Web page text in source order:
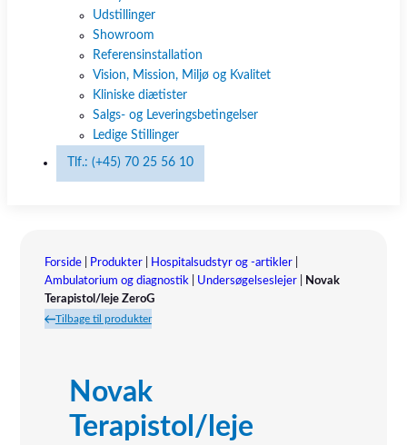
Udstillinger
Showroom
Referensinstallation
Vision, Mission, Miljø og Kvalitet
Kliniske diætister
Salgs- og Leveringsbetingelser
Ledige Stillinger
Tlf.: (+45) 70 25 56 10
Forside| Produkter| Hospitalsudstyr og -artikler|
Ambulatorium og diagnostik| Undersøgelseslejer|
Novak
Terapistol/leje ZeroG
Tilbage til produkter
Novak
Terapistol/leje